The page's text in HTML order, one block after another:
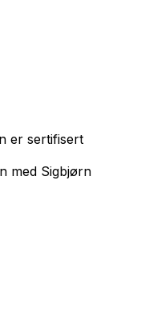
er sertifisert
med Sigbjørn